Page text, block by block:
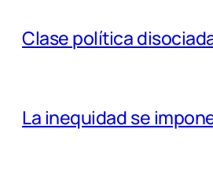
Clase política
La inequidad se